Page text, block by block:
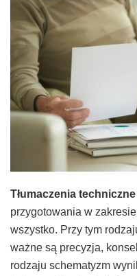
Tłumaczenia techniczne
przygotowania w
wszystko. Przy tym
ważne są precyzja,
rodzaju schematyzm